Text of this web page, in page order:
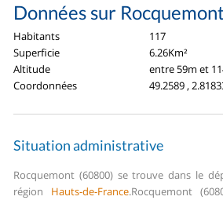
Données sur Rocquemont
Habitants
117
Superficie
6.26Km²
Altitude
entre 59m et
Coordonnées
49.2589 ,
Situation administrative
Rocquemont (60800) se trouve dans le
région Hauts-de-France.Rocquemont